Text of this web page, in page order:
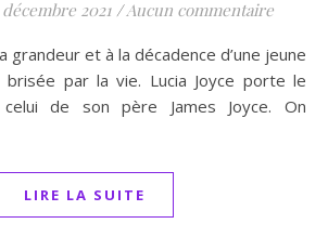
décembre 2021 /Aucun commentaire
par la vie. Lucia Joyce porte le
de son père James Joyce. On
LIRE LA SUITE